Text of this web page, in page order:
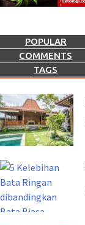
POPULAR
COMMENTS
TAGS